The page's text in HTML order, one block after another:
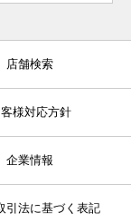
店舗検索
様対応方針
企業情報
引法に基づく表記